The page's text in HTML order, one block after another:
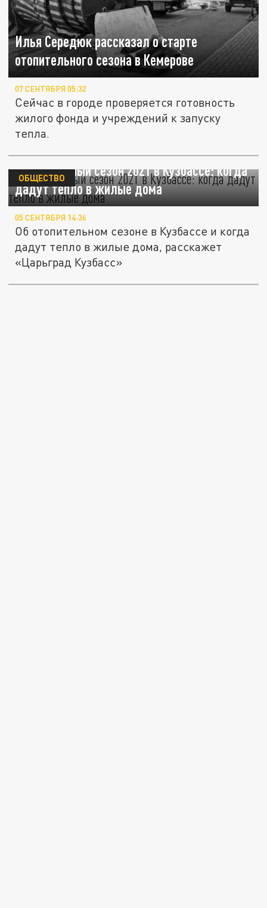
Илья Середюк рассказал о старте
отопительного сезона в Кемерове
07 СЕНТЯБРЯ 05:32
Сейчас в городе проверяется готовность
жилого фонда и учреждений к запуску
тепла.
Отопительный сезон 2021 в Кузбассе: когда
дадут тепло в жилые дома
ОБЩЕСТВО
05 СЕНТЯБРЯ 14:36
Об отопительном сезоне в Кузбассе и когда
дадут тепло в жилые дома, расскажет
«Царьград Кузбасс»